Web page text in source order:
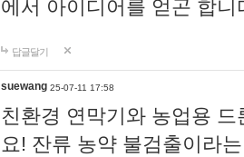
에서 아이디어를 얻곤 합
답글달기
suewang 25-07-11 17:58
친환경 연막기와 농업용
요! 잔류 농약 불검출이라